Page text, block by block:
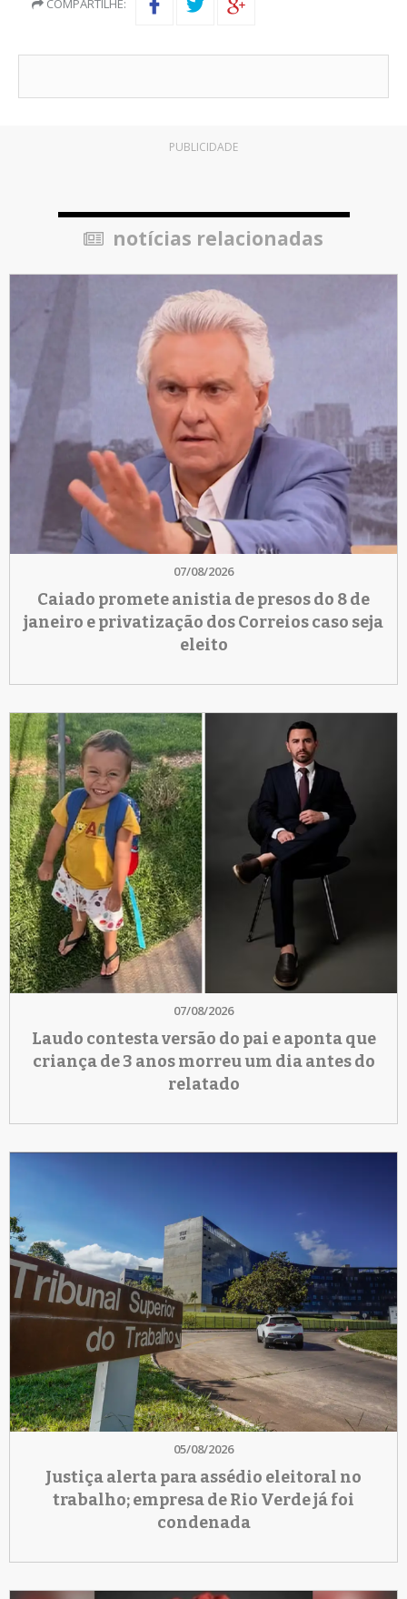
PUBLICIDADE
notícias relacionadas
07/08/2026
Caiado promete anistia de presos do 8 de
janeiro e privatização dos Correios caso seja
eleito
07/08/2026
Laudo contesta versão do pai e aponta que
criança de 3 anos morreu um dia antes do
relatado
05/08/2026
Justiça alerta para assédio eleitoral no
trabalho; empresa de Rio Verde já foi
condenada